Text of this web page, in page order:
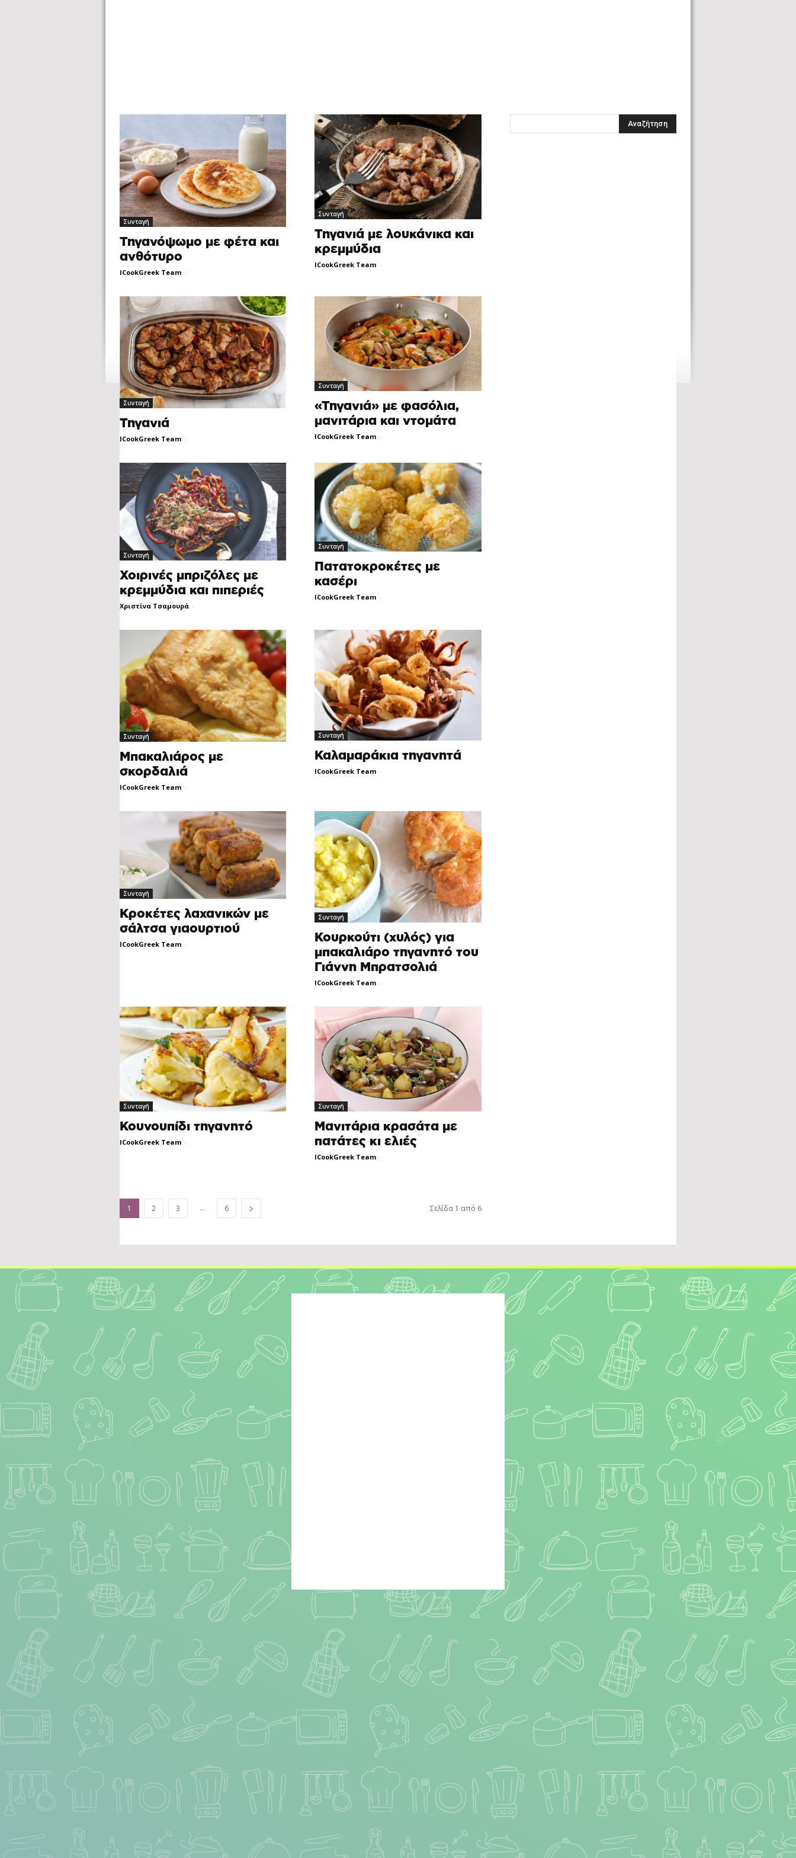
Συνταγή
Τηγανόψωμο με φέτα και
ανθότυρο
ICookGreek Team -
Συνταγή
Τηγανιά με λουκάνικα και
κρεμμύδια
ICookGreek Team -
Συνταγή
Τηγανιά
ICookGreek Team -
Συνταγή
«Τηγανιά» με φασόλια,
μανιτάρια και ντομάτα
ICookGreek Team -
Συνταγή
Χοιρινές μπριζόλες με
κρεμμύδια και πιπεριές
Χριστίνα Τσαμουρά -
Συνταγή
Πατατοκροκέτες με
κασέρι
ICookGreek Team -
Συνταγή
Μπακαλιάρος με
σκορδαλιά
ICookGreek Team -
Συνταγή
Καλαμαράκια τηγανητά
ICookGreek Team -
Συνταγή
Κροκέτες λαχανικών με
σάλτσα γιαουρτιού
ICookGreek Team -
Συνταγή
Κουρκούτι (χυλός) για
μπακαλιάρο τηγανητό του
Γιάννη Μπρατσολιά
ICookGreek Team -
Συνταγή
Κουνουπίδι τηγανητό
ICookGreek Team -
Συνταγή
Μανιτάρια κρασάτα με
πατάτες κι ελιές
ICookGreek Team -
1 2 3 ... 6 Σελίδα 1 από 6